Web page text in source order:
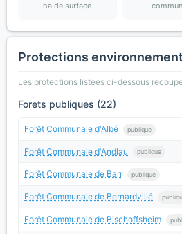
ha de surface
Protections
Les protections listees ci-dessous
Forets publiques (22)
Forêt Communale d'Albé publique
Forêt Communale d'Andlau publique
Forêt Communale de Barr publique
Forêt Communale de Bernardvillé
Forêt Communale de Bischoffsheim